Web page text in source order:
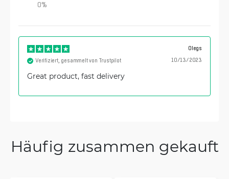
0%
Olegs
10/13/2023
Verifiziert, gesammelt von Trustpilot
Great product, fast delivery
Häufig zusammen gekauft